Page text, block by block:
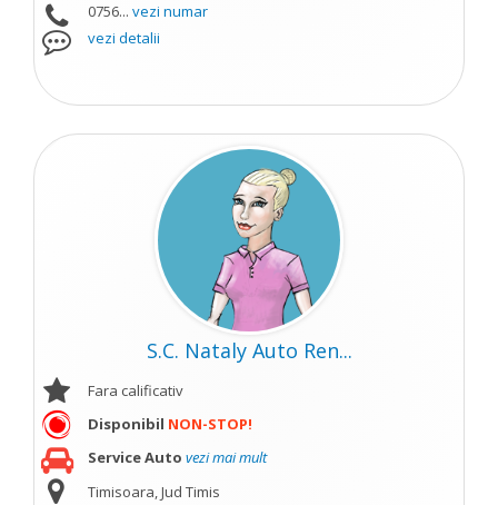
0756... vezi numar
vezi detalii
S.C. Nataly Auto Ren...
Fara calificativ
Disponibil NON-STOP!
Service Auto vezi mai mult
Timisoara, Jud Timis